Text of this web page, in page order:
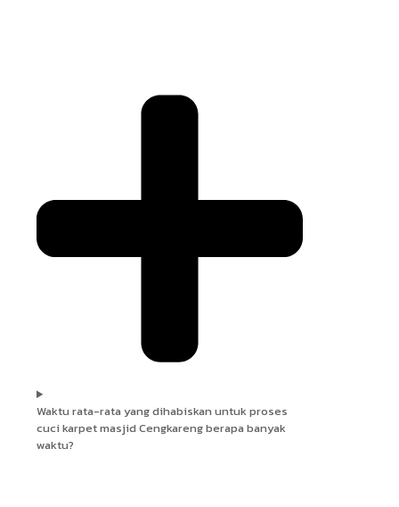
Waktu rata-rata yang dihabiskan untuk proses
cuci karpet masjid Cengkareng berapa banyak
waktu?